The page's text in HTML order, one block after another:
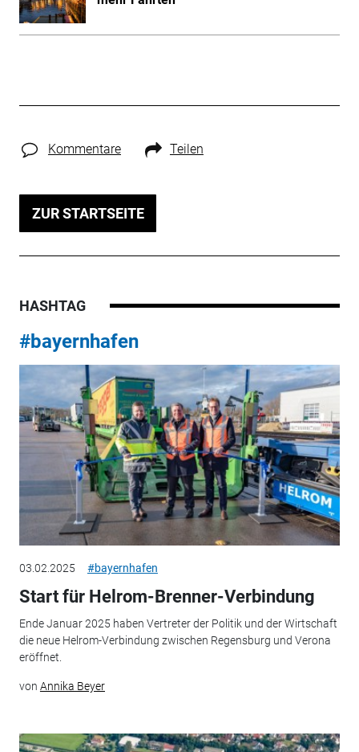
Kommentare Teilen
ZUR STARTSEITE
HASHTAG
#bayernhafen
03.02.2025 #bayernhafen
Start für Helrom-Brenner-Verbindung
Ende Januar 2025 haben Vertreter der Politik und der Wirtschaft
die neue Helrom-Verbindung zwischen Regensburg und Verona
eröffnet.
von Annika Beyer